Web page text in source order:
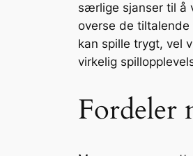
særlige sjanser til å
overse de
kan spille trygt, vel
virkelig
Fordeler